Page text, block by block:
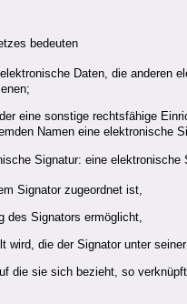
bedeuten
Daten, die anderen
eine sonstige rechtsfähige
Namen eine elektronische
Signatur: eine elektronische
Signator zugeordnet ist,
des Signators ermöglicht,
wird, die der Signator unter
die sie sich bezieht, so